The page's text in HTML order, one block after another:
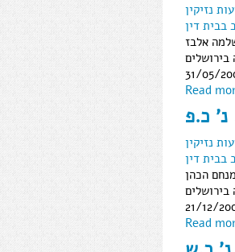
נזיקין
בבית דין
אלבז
31/05/
Read
נזיקין
בבית דין
מנחם הכהן
21/12/
Read